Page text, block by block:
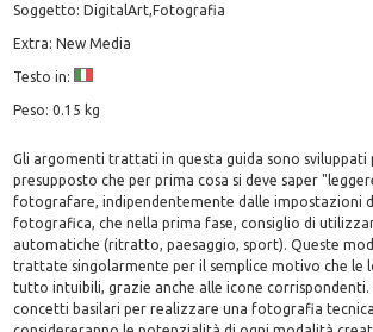
Soggetto: DigitalArt,Fotografia
Extra: New Media
Testo in:
Peso: 0.15 kg
Gli argomenti trattati in questa guida sono sviluppati
presupposto che per prima cosa si deve saper
fotografare, indipendentemente dalle impostazioni
fotografica, che nella prima fase, consiglio di
automatiche (ritratto, paesaggio, sport). Queste
trattate singolarmente per il semplice motivo che le
tutto intuibili, grazie anche alle icone
concetti basilari per realizzare una fotografia